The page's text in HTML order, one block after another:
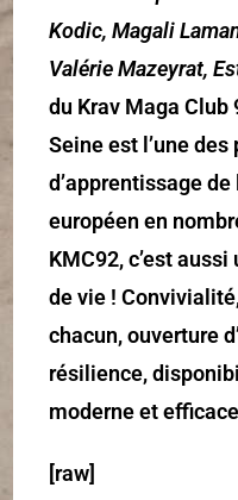
Kodic, Magali
Valérie Mazeyrat,
du Krav Maga
Seine est l’une
d’apprentissage
européen en
KMC92, c’est
de vie !
chacun, ouverture
résilience,
moderne et
[raw]